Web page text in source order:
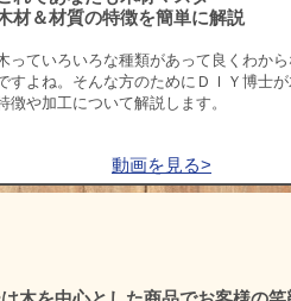
材＆材質の特徴を簡単に解説
っていろいろな種類があって良くわか
すよね。そんな方のためにＤＩＹ博士
徴や加工について解説します。
動画を見る>